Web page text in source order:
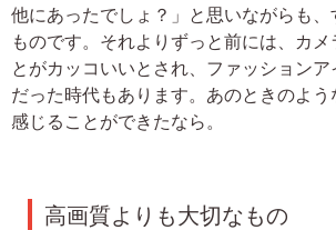
他にあったでしょ？」と思いながらも、
ものです。それよりずっと前には、カメ
とがカッコいいとされ、ファッション
だった時代もあります。あのときのよ
感じることができたなら。
高画質よりも大切なもの